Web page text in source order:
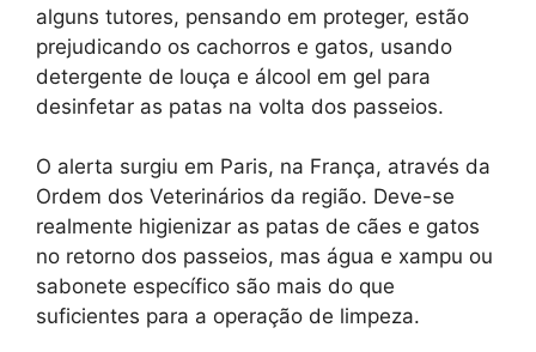
alguns tutores, pensando em proteger, estão
prejudicando os cachorros e gatos, usando
detergente de louça e álcool em gel para
desinfetar as patas na volta dos passeios.
O alerta surgiu em Paris, na França, através da
Ordem dos Veterinários da região. Deve-se
realmente higienizar as patas de cães e gatos
no retorno dos passeios, mas água e xampu ou
sabonete específico são mais do que
suficientes para a operação de limpeza.